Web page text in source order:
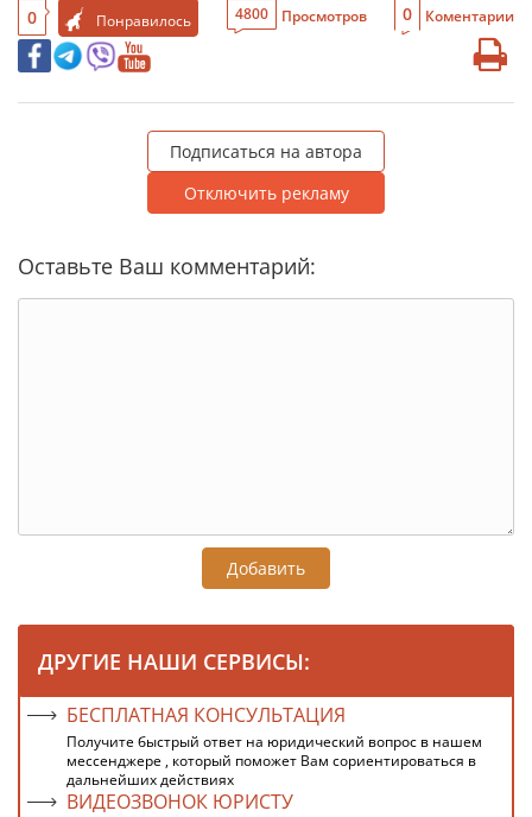
0 Понравилось 4800 Просмотров 0 Коментарии
Подписаться на автора
Отключить рекламу
Оставьте Ваш комментарий:
Добавить
ДРУГИЕ НАШИ СЕРВИСЫ:
БЕСПЛАТНАЯ КОНСУЛЬТАЦИЯ
Получите быстрый ответ на юридический вопрос в нашем
мессенджере , который поможет Вам сориентироваться в
дальнейших действиях
ВИДЕОЗВОНОК ЮРИСТУ